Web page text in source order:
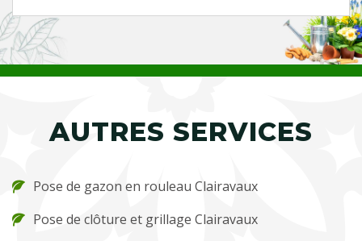
AUTRES SERVICES
Pose de gazon en rouleau Clairavaux
Pose de clôture et grillage Clairavaux